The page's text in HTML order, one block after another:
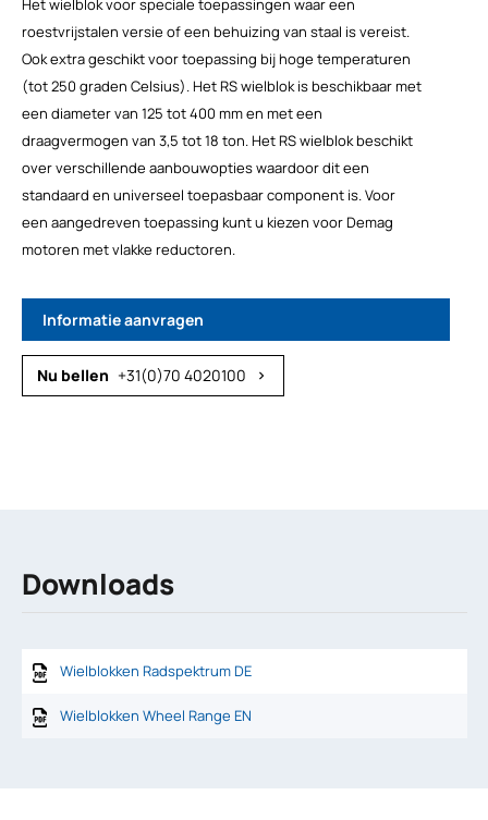
Het wielblok voor speciale toepassingen waar een
roestvrijstalen versie of een behuizing van staal is vereist.
Ook extra geschikt voor toepassing bij hoge temperaturen
(tot 250 graden Celsius). Het RS wielblok is beschikbaar met
een diameter van 125 tot 400 mm en met een
draagvermogen van 3,5 tot 18 ton. Het RS wielblok beschikt
over verschillende aanbouwopties waardoor dit een
standaard en universeel toepasbaar component is. Voor
een aangedreven toepassing kunt u kiezen voor Demag
motoren met vlakke reductoren.
Informatie aanvragen
+31(0)70 4020100 chevron_right
Downloads
Wielblokken Radspektrum DE
Wielblokken Wheel Range EN